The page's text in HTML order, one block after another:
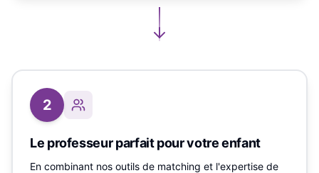
2
Le professeur parfait pour votre enfant
En combinant nos outils de matching et l'expertise de